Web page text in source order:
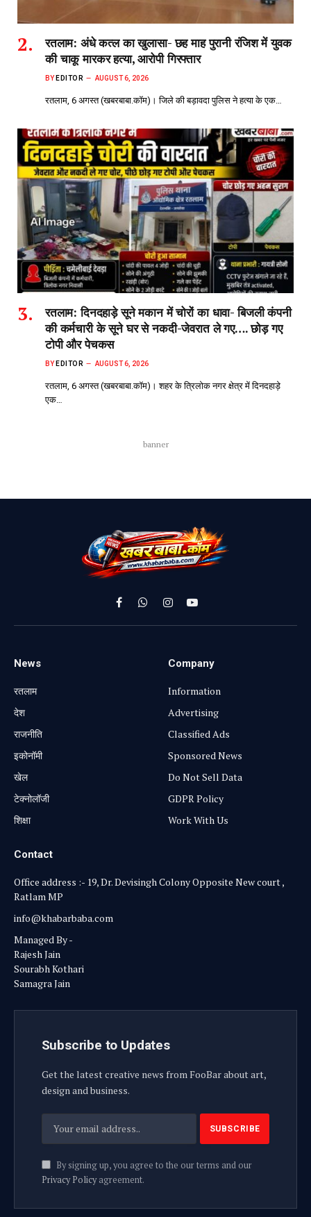
रतलाम: अंधे कत्ल का खुलासा- छह माह पुरानी रंजिश में युवक
की चाकू मारकर हत्या, आरोपी गिरफ्तार
BY EDITOR AUGUST 6, 2026
रतलाम, 6 अगस्त (खबरबाबा.कॉम)। जिले की बड़ावदा पुलिस ने हत्या के एक…
रतलाम: दिनदहाड़े सूने मकान में चोरों का धावा- बिजली कंपनी
की कर्मचारी के सूने घर से नकदी-जेवरात ले गए…. छोड़ गए
टोपी और पेचकस
BY EDITOR AUGUST 6, 2026
रतलाम, 6 अगस्त (खबरबाबा.कॉम)। शहर के त्रिलोक नगर क्षेत्र में दिनदहाड़े
एक…
banner
FacebookWhatsApp
InstagramYouTube
News
रतलाम
⁠देश
राजनीति
⁠इकोनॉमी
खेल
टेक्नोलॉजी
शिक्षा
Company
Information
Advertising
Classified Ads
Sponsored News
Do Not Sell Data
GDPR Policy
Work With Us
Contact
Office address :- 19, Dr. Devisingh Colony Opposite New court ,
Ratlam MP
info@khabarbaba.com
Managed By -
Rajesh Jain
Sourabh Kothari
Samagra Jain
Subscribe to Updates
Get the latest creative news from FooBar about art,
design and business.
By signing up, you agree to the our terms and our
Privacy Policyagreement.